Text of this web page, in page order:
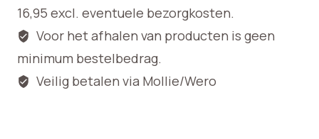
16,95 excl. eventuele bezorgkosten.
Voor het afhalen van producten is geen
minimum bestelbedrag.
Veilig betalen via Mollie/Wero